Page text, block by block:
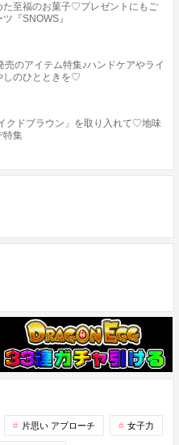
た至福のお菓子♡プレゼントにもご
『SNOWS』
のアイテム特集♪ハンドケアやライ
しのひとときを♡
クドブラウン」を取り入れて♡地味
特集
片思い アプローチ 女子力